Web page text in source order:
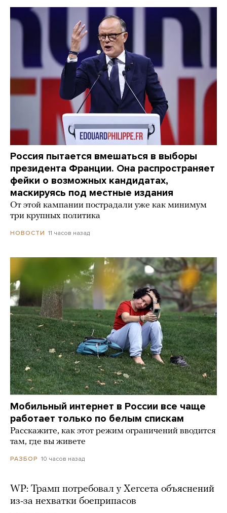
Россия пытается вмешаться в выборы
президента Франции. Она распространяет
фейки о возможных кандидатах,
маскируясь под местные издания
От этой кампании пострадали уже как минимум
три крупных политика
НОВОСТИ 11 часов назад
Мобильный интернет в России все чаще
работает только по белым спискам
Расскажите, как этот режим ограничений вводится
там, где вы живете
РАЗБОР 10 часов назад
WP: Трамп потребовал у Хегсета объяснений
из-за нехватки боеприпасов